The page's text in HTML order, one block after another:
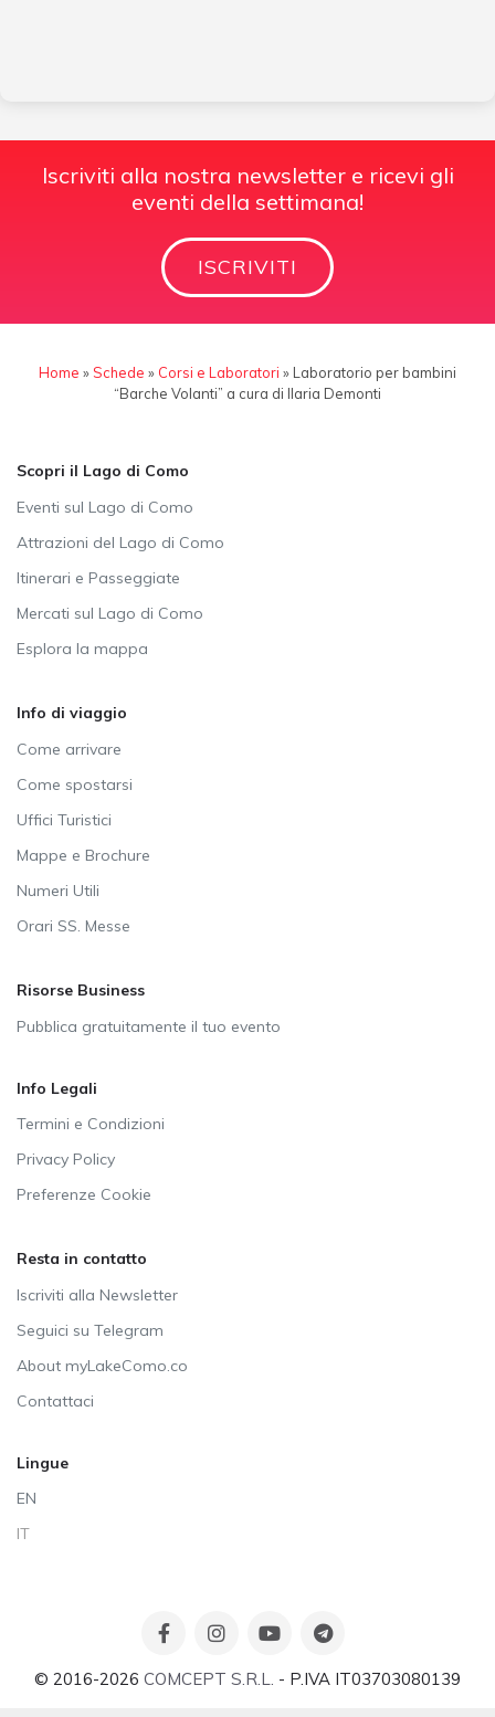
Iscriviti alla nostra newsletter e ricevi gli
eventi della settimana!
ISCRIVITI
Home »Schede » Corsi e Laboratori » Laboratorio per bambini
“Barche Volanti” a cura di Ilaria Demonti
Scopri il Lago di Como
Eventi sul Lago di Como
Attrazioni del Lago di Como
Itinerari e Passeggiate
Mercati sul Lago di Como
Esplora la mappa
Info di viaggio
Come arrivare
Come spostarsi
Uffici Turistici
Mappe e Brochure
Numeri Utili
Orari SS. Messe
Risorse Business
Pubblica gratuitamente il tuo evento
Info Legali
Termini e Condizioni
Privacy Policy
Preferenze Cookie
Resta in contatto
Iscriviti alla Newsletter
Seguici su Telegram
About myLakeComo.co
Contattaci
Lingue
EN
IT
© 2016-2026 COMCEPT S.R.L. - P.IVA IT03703080139